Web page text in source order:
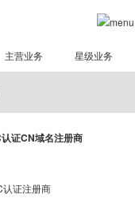
主营业务 星级业务
证CN域名注册商